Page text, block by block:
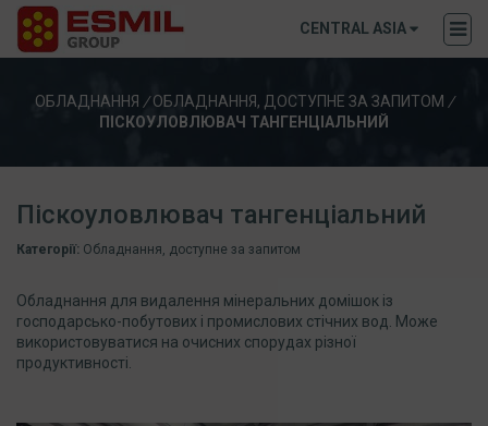
CENTRAL ASIA
ОБЛАДНАННЯ /ОБЛАДНАННЯ, ДОСТУПНЕ ЗА ЗАПИТОМ /
ПІСКОУЛОВЛЮВАЧ ТАНГЕНЦІАЛЬНИЙ
Піскоуловлювач тангенціальний
Категорії: Обладнання, доступне за запитом
Обладнання для видалення мінеральних домішок із
господарсько-побутових і промислових стічних вод. Може
використовуватися на очисних спорудах різної
продуктивності.